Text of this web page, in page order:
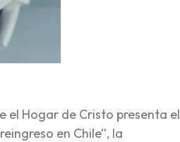
el Hogar de Cristo presenta el
en Chile”, la